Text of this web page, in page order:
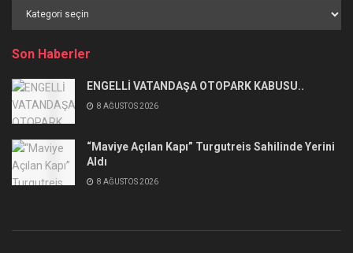
Kategorileri
Son Haberler
ENGELLİ VATANDAŞA OTOPARK KABUSU..
8 AĞUSTOS 2026
“Maviye Açılan Kapı” Turgutreis Sahilinde Yerini
Aldı
8 AĞUSTOS 2026